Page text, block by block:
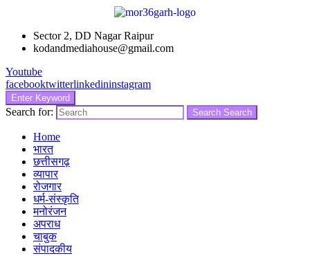
Sector 2, DD Nagar Raipur
kodandmediahouse@gmail.com
Youtube
facebooktwitterlinkedininstagram
Enter Keyword
Search for: Search Search
Home
भारत
छत्तीसगढ़
व्यापार
रोजगार
धर्म-संस्कृति
मनोरंजन
अपराध
चाबुक
संपादकीय